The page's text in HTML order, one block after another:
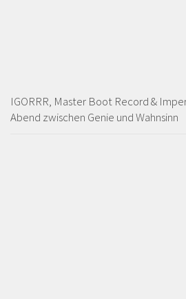
IGORRR, Master Boot Record &
Abend zwischen Genie und Wahnsinn